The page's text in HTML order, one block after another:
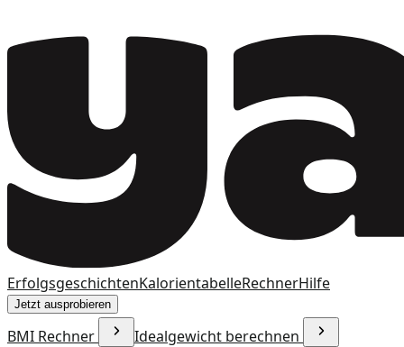
ErfolgsgeschichtenKalorientabelleRechnerHilfe
Jetzt ausprobieren
BMI Rechner
Idealgewicht berechnen